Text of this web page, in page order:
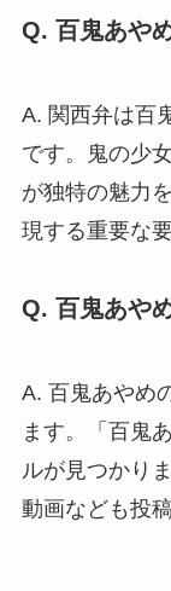
Q. 百鬼あや
A. 関西弁は百
です。鬼の少
が独特の魅力
現する重要な
Q. 百鬼あや
A. 百鬼あやめ
ます。「百鬼
ルが見つかり
動画なども投